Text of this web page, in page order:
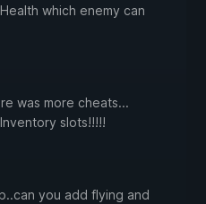
which enemy can
was more cheats...
slots!!!!!
you add flying and